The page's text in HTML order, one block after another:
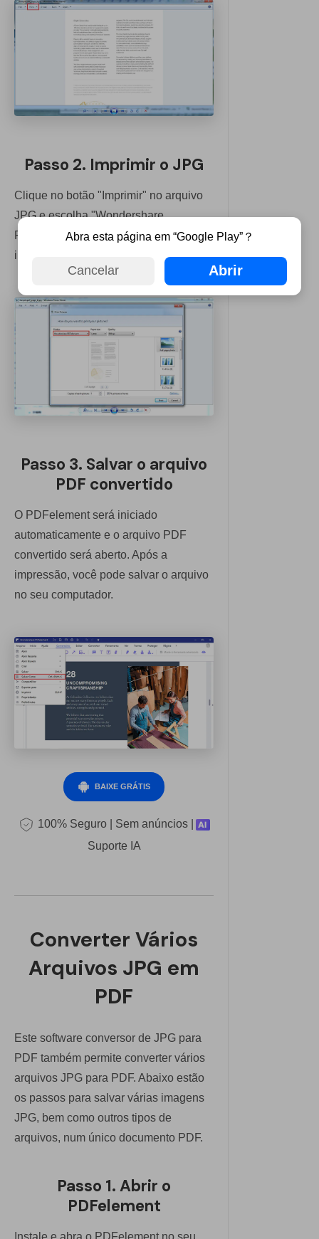
Passo 2. Imprimir o JPG
Clique no botão "Imprimir" no arquivo
JPG e escolha "Wondershare
PDFelement" como a opção de
impressora.
Passo 3. Salvar o arquivo
PDF convertido
O PDFelement será iniciado
automaticamente e o arquivo PDF
convertido será aberto. Após a
impressão, você pode salvar o arquivo
no seu computador.
BAIXE GRÁTIS
100% Seguro | Sem anúncios |
Suporte IA
Converter Vários
Arquivos JPG em
PDF
Este software conversor de JPG para
PDF também permite converter vários
arquivos JPG para PDF. Abaixo estão
os passos para salvar várias imagens
JPG, bem como outros tipos de
arquivos, num único documento PDF.
Passo 1. Abrir o
PDFelement
Instale e abra o PDFelement no seu
Abra esta página em “Google Play”？
Cancelar Abrir